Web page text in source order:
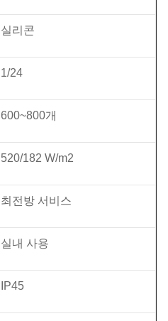
실리콘
1/24
600~800개
520/182 W/m2
최전방 서비스
실내 사용
IP45